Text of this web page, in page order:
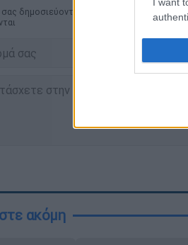
δημοσιεύονται άμεσα με δική σας
ακόμη